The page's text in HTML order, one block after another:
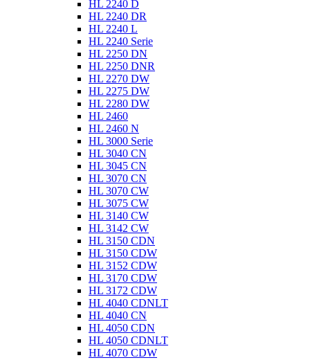
HL 2240 D
HL 2240 DR
HL 2240 L
HL 2240 Serie
HL 2250 DN
HL 2250 DNR
HL 2270 DW
HL 2275 DW
HL 2280 DW
HL 2460
HL 2460 N
HL 3000 Serie
HL 3040 CN
HL 3045 CN
HL 3070 CN
HL 3070 CW
HL 3075 CW
HL 3140 CW
HL 3142 CW
HL 3150 CDN
HL 3150 CDW
HL 3152 CDW
HL 3170 CDW
HL 3172 CDW
HL 4040 CDNLT
HL 4040 CN
HL 4050 CDN
HL 4050 CDNLT
HL 4070 CDW